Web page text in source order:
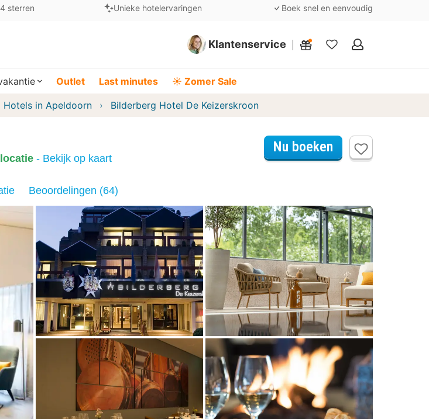
sterren Unieke hotelervaringen Boek snel en eenvoudig
Klantenservice
Mijn
Outlet Last minutes ☀️ Zomer Sale
Hotels in Apeldoorn Bilderberg Hotel De Keizerskroon
- Bekijk op kaart
Nu boeken
Beoordelingen (64)